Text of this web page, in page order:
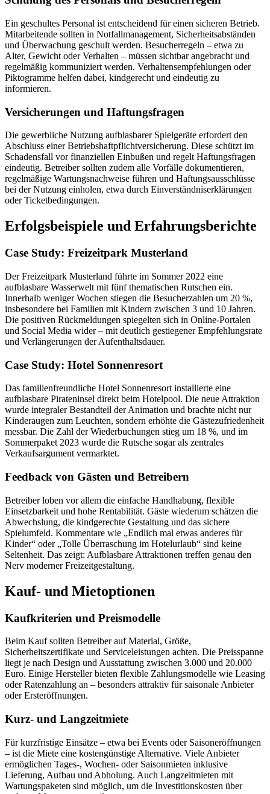
Ein geschultes Personal ist entscheidend für einen sicheren Betrieb.
Mitarbeitende sollten in Notfallmanagement, Sicherheitsabständen
und Überwachung geschult werden. Besucherregeln – etwa zu
Alter, Gewicht oder Verhalten – müssen sichtbar angebracht und
regelmäßig kommuniziert werden. Verhaltensempfehlungen oder
Piktogramme helfen dabei, kindgerecht und eindeutig zu
informieren.
Versicherungen und Haftungsfragen
Die gewerbliche Nutzung aufblasbarer Spielgeräte erfordert den
Abschluss einer Betriebshaftpflichtversicherung. Diese schützt im
Schadensfall vor finanziellen Einbußen und regelt Haftungsfragen
eindeutig. Betreiber sollten zudem alle Vorfälle dokumentieren,
regelmäßige Wartungsnachweise führen und Haftungsausschlüsse
bei der Nutzung einholen, etwa durch Einverständniserklärungen
oder Ticketbedingungen.
Erfolgsbeispiele und Erfahrungsberichte
Case Study: Freizeitpark Musterland
Der Freizeitpark Musterland führte im Sommer 2022 eine
aufblasbare Wasserwelt mit fünf thematischen Rutschen ein.
Innerhalb weniger Wochen stiegen die Besucherzahlen um 20 %,
insbesondere bei Familien mit Kindern zwischen 3 und 10 Jahren.
Die positiven Rückmeldungen spiegelten sich in Online-Portalen
und Social Media wider – mit deutlich gestiegener Empfehlungsrate
und Verlängerungen der Aufenthaltsdauer.
Case Study: Hotel Sonnenresort
Das familienfreundliche Hotel Sonnenresort installierte eine
aufblasbare Pirateninsel direkt beim Hotelpool. Die neue Attraktion
wurde integraler Bestandteil der Animation und brachte nicht nur
Kinderaugen zum Leuchten, sondern erhöhte die Gästezufriedenheit
messbar. Die Zahl der Wiederbuchungen stieg um 18 %, und im
Sommerpaket 2023 wurde die Rutsche sogar als zentrales
Verkaufsargument vermarktet.
Feedback von Gästen und Betreibern
Betreiber loben vor allem die einfache Handhabung, flexible
Einsetzbarkeit und hohe Rentabilität. Gäste wiederum schätzen die
Abwechslung, die kindgerechte Gestaltung und das sichere
Spielumfeld. Kommentare wie „Endlich mal etwas anderes für
Kinder“ oder „Tolle Überraschung im Hotelurlaub“ sind keine
Seltenheit. Das zeigt: Aufblasbare Attraktionen treffen genau den
Nerv moderner Freizeitgestaltung.
Kauf- und Mietoptionen
Kaufkriterien und Preismodelle
Beim Kauf sollten Betreiber auf Material, Größe,
Sicherheitszertifikate und Serviceleistungen achten. Die Preisspanne
liegt je nach Design und Ausstattung zwischen 3.000 und 20.000
Euro. Einige Hersteller bieten flexible Zahlungsmodelle wie Leasing
oder Ratenzahlung an – besonders attraktiv für saisonale Anbieter
oder Ersteröffnungen.
Kurz- und Langzeitmiete
Für kurzfristige Einsätze – etwa bei Events oder Saisoneröffnungen
– ist die Miete eine kostengünstige Alternative. Viele Anbieter
ermöglichen Tages-, Wochen- oder Saisonmieten inklusive
Lieferung, Aufbau und Abholung. Auch Langzeitmieten mit
Wartungspaketen sind möglich, um die Investitionskosten über